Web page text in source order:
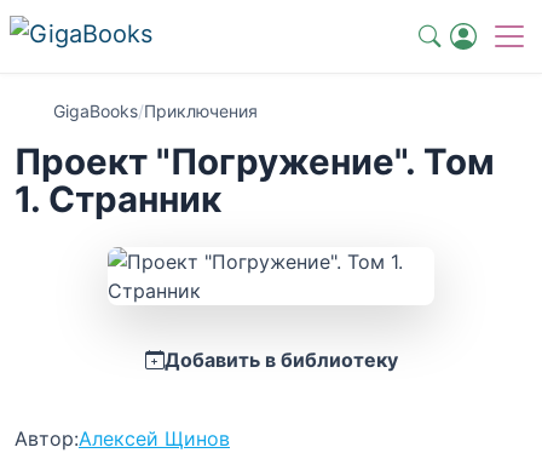
GigaBooks/Приключения
Проект "Погружение". Том
1. Странник
Добавить в библиотеку
Автор:Алексей Щинов